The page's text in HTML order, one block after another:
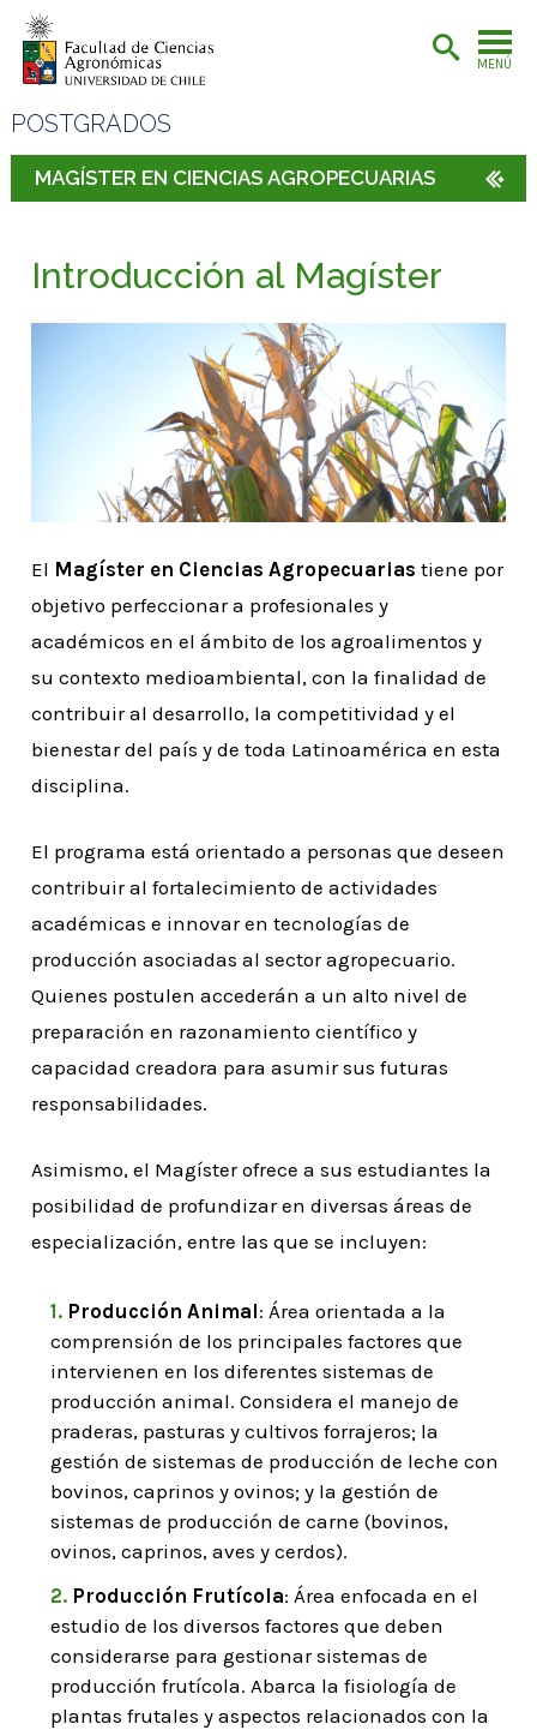
MENÚ
POSTGRADOS
MAGÍSTER EN CIENCIAS AGROPECUARIAS
Introducción al Magíster
El Magíster en Ciencias Agropecuarias tiene por
objetivo perfeccionar a profesionales y
académicos en el ámbito de los agroalimentos y
su contexto medioambiental, con la finalidad de
contribuir al desarrollo, la competitividad y el
bienestar del país y de toda Latinoamérica en esta
disciplina.
El programa está orientado a personas que deseen
contribuir al fortalecimiento de actividades
académicas e innovar en tecnologías de
producción asociadas al sector agropecuario.
Quienes postulen accederán a un alto nivel de
preparación en razonamiento científico y
capacidad creadora para asumir sus futuras
responsabilidades.
Asimismo, el Magíster ofrece a sus estudiantes la
posibilidad de profundizar en diversas áreas de
especialización, entre las que se incluyen:
Producción Animal: Área orientada a la
comprensión de los principales factores que
intervienen en los diferentes sistemas de
producción animal. Considera el manejo de
praderas, pasturas y cultivos forrajeros; la
gestión de sistemas de producción de leche con
bovinos, caprinos y ovinos; y la gestión de
sistemas de producción de carne (bovinos,
ovinos, caprinos, aves y cerdos).
Producción Frutícola: Área enfocada en el
estudio de los diversos factores que deben
considerarse para gestionar sistemas de
producción frutícola. Abarca la fisiología de
plantas frutales y aspectos relacionados con la